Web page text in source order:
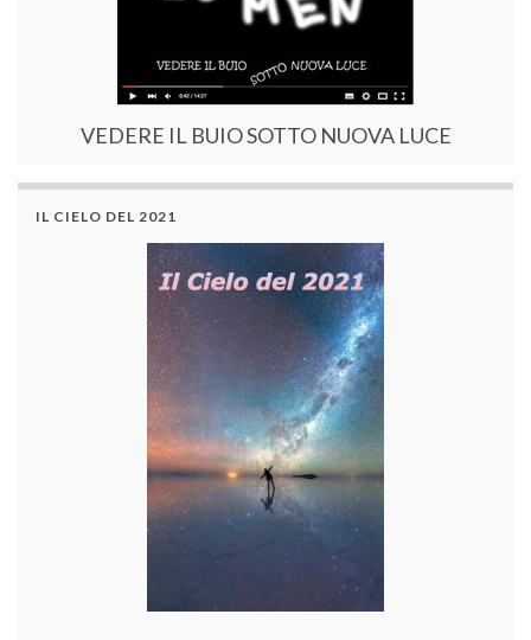
VEDERE IL BUIO SOTTO NUOVA LUCE
IL CIELO DEL 2021